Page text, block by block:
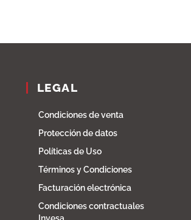
LEGAL
Condiciones de venta
Protección de datos
Políticas de Uso
Términos y Condiciones
Facturación electrónica
Condiciones contractuales